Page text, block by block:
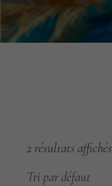
2 résultats affichés
Tri par défaut